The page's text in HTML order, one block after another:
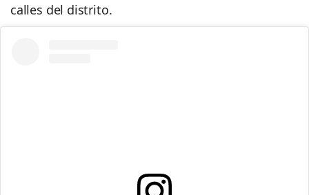
calles del distrito.